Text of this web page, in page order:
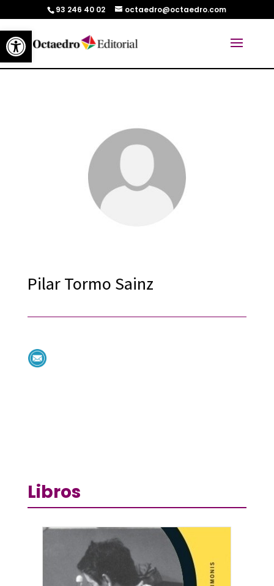
Abrir barra de herramientas
93 246 40 02 octaedro@octaedro.com
Pilar Tormo Sainz
Libros